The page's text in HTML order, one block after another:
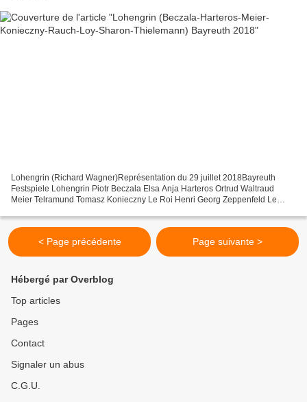
Lohengrin (Richard Wagner)Représentation du 29 juillet 2018Bayreuth
Festspiele Lohengrin Piotr Beczala Elsa Anja Harteros Ortrud Waltraud
Meier Telramund Tomasz Konieczny Le Roi Henri Georg Zeppenfeld Le
< Page précédente Page suivante >
Hébergé par Overblog
Top articles
Pages
Contact
Signaler un abus
C.G.U.